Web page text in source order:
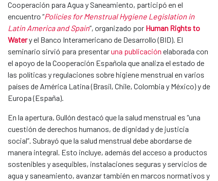
Cooperación para Agua y Saneamiento, participó en el
encuentro “Policies for Menstrual Hygiene Legislation in
Latin America and Spain”, organizado por Human Rights to
Watery el Banco Interamericano de Desarrollo (BID). El
seminario sirvió para presentaruna publicación elaborada con
el apoyo de la Cooperación Española que analiza el estado de
las políticas y regulaciones sobre higiene menstrual en varios
países de América Latina (Brasil, Chile, Colombia y México) y de
Europa (España).
En la apertura, Gullón destacó que la salud menstrual es “una
cuestión de derechos humanos, de dignidad y de justicia
social”. Subrayó que la salud menstrual debe abordarse de
manera integral. Esto incluye, además del acceso a productos
sostenibles y asequibles, instalaciones seguras y servicios de
agua y saneamiento, avanzar también en marcos normativos y